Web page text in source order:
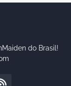
do Brasil!